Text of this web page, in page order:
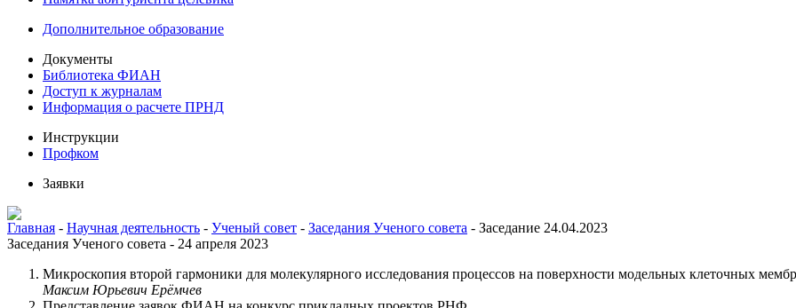
Дополнительное образование
Документы
Библиотека ФИАН
Доступ к журналам
Информация о расчете ПРНД
Инструкции
Профком
Заявки
Главная - Научная деятельность - Ученый совет - Заседания Ученого совета - Заседание 24.04.2023
Заседания Ученого совета - 24 апреля 2023
Микроскопия второй гармоники для молекулярного исследования процессов на поверхности модельных клеточных
Максим Юрьевич Ерёмчев